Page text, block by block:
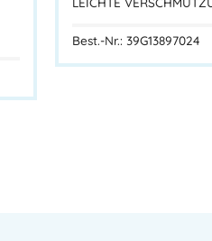
Best.-Nr.: 39G13897024